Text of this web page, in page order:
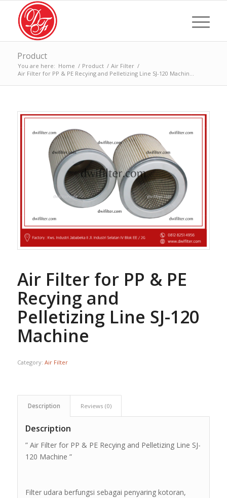
Product
You are here: Home / Product / Air Filter /
Air Filter for PP & PE Recying and Pelletizing Line SJ-120 Machin...
Air Filter for PP & PE
Recying and
Pelletizing Line SJ-120
Machine
Category: Air Filter
Description Reviews (0)
Description
” Air Filter for PP & PE Recying and Pelletizing Line SJ-
120 Machine ”
Filter udara berfungsi sebagai penyaring kotoran,